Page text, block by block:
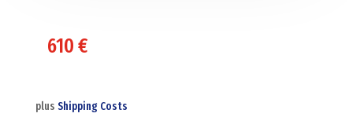
610€
plus Shipping Costs